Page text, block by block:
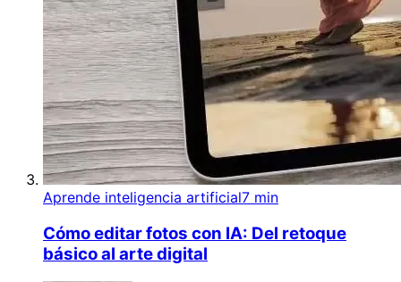
Aprende inteligencia artificial7 min
Cómo editar fotos con IA: Del retoque
básico al arte digital